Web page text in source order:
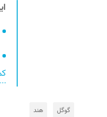
گوگل هند